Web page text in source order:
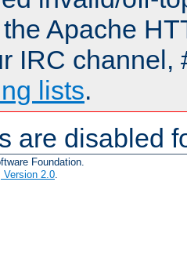
Apache
IRC channel,
lists.
are disabled
Foundation.
Version 2.0.